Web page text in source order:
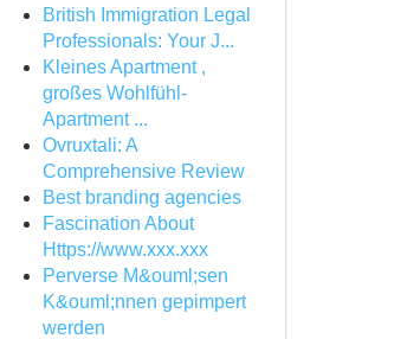
British Immigration Legal
Professionals: Your J...
Kleines Apartment ,
großes Wohlfühl-
Apartment ...
Ovruxtali: A
Comprehensive Review
Best branding agencies
Fascination About
Https://www.xxx.xxx
Perverse M&ouml;sen
K&ouml;nnen gepimpert
werden